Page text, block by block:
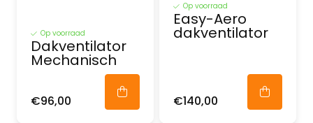
Op voorraad
Dakventilator
Mechanisch
€96,00
Op voorraad
Easy-Aero
dakventilator
€140,00